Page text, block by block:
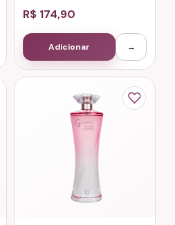
R$ 174,90
Adicionar →